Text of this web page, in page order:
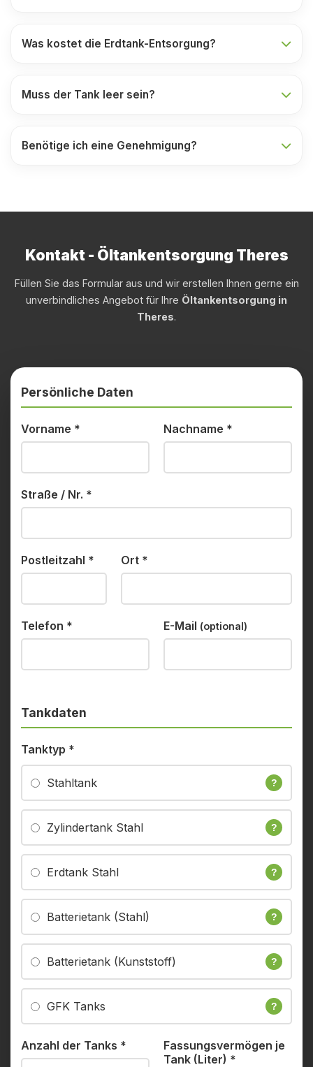
Was kostet die Erdtank-Entsorgung?
Muss der Tank leer sein?
Benötige ich eine Genehmigung?
Kontakt - Öltankentsorgung Theres
Füllen Sie das Formular aus und wir erstellen Ihnen gerne ein
unverbindliches Angebot für Ihre Öltankentsorgung in
Theres.
Persönliche Daten
Vorname * Nachname *
Straße / Nr. *
Postleitzahl * Ort *
Telefon * E-Mail (optional)
Tankdaten
Tanktyp *
Stahltank ?
Zylindertank Stahl ?
Erdtank Stahl ?
Batterietank (Stahl) ?
Batterietank (Kunststoff) ?
GFK Tanks ?
Anzahl der Tanks *
Fassungsvermögen je
Tank (Liter) *